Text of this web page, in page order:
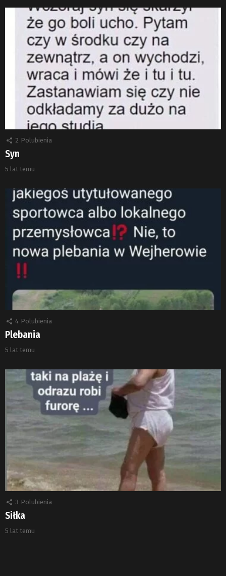
2 Polubienia
Syn
5 lat temu
4 Polubienia
Plebania
5 lat temu
3 Polubienia
Siłka
5 lat temu